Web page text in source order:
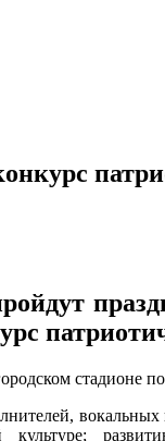
стадионе
культуре;